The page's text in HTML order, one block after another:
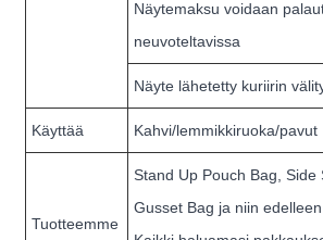
Näytemaksu voidaan
neuvoteltavissa
Näyte lähetetty kuriirin
Käyttää Kahvi/lemmikkiruoka/pavut
Tuotteemme
Stand Up Pouch Bag, Side
Gusset Bag ja niin